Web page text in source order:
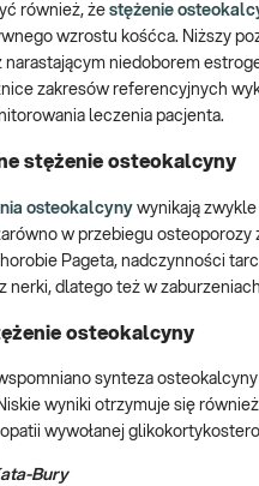
również, że stężenie
wzrostu kośćca. Niższy
narastającym niedoborem
zakresów referencyjnych
leczenia pacjenta.
stężenie osteokalcyny
osteokalcyny wynikają
w przebiegu osteoporozy
Pageta, nadczynności
nerki, dlatego też w
osteokalcyny
synteza
wyniki otrzymuje się
wywołanej
Bury